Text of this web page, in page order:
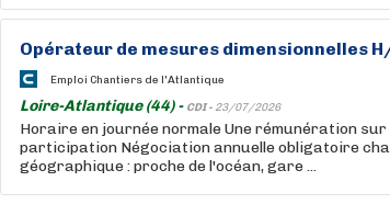
Opérateur de mesures dimensionnelles
Emploi Chantiers de l'Atlantique
Loire-Atlantique (44) - CDI - 23/07/2026
Horaire en journée normale Une rémunération
participation Négociation annuelle obligatoire
géographique : proche de l'océan, gare ...